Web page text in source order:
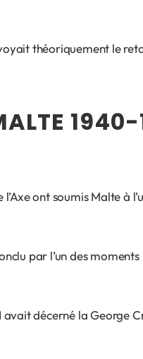
théoriquement le
l’Axe ont soumis Malte
par l’un des
avait décerné la George